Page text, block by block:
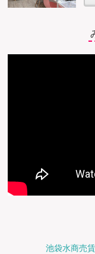
池袋水商売